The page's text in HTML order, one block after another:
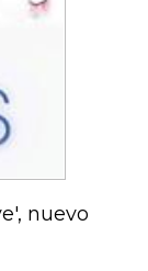
nuevo